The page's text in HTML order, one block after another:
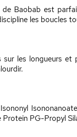
de Baobab est
les boucles
les longueurs
PG-Propyl